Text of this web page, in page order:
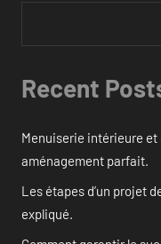
Recent
Menuiserie intérieure
aménagement parfait.
Les étapes d’un projet
expliqué.